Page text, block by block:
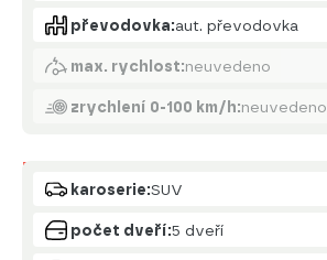
převodovka:aut. převodovka
max. rychlost:neuvedeno
zrychlení 0-100 km/h:neuvedeno
Karoserie
karoserie:SUV
počet dveří:5 dveří